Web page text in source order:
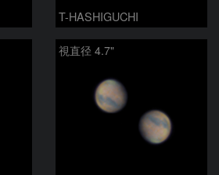
T-HASHIGUCHI
視直径 4.7"